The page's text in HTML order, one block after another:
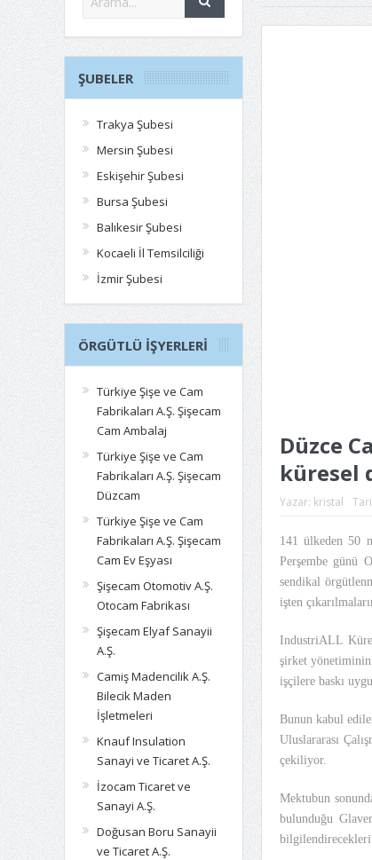
Düzce
küresel
Yazar: kristal
141 ülkeden 50
Perşembe günü
sendikal
işten
IndustriALL
şirket yönetiminin
işçilere baskı
Bunun kabul
Uluslararası
çekiliyor.
Mektubun
bulunduğu
bilgilendirecekleri
ŞUBELER
Trakya Şubesi
Mersin Şubesi
Eskişehir Şubesi
Bursa Şubesi
Balıkesir Şubesi
Kocaeli İl Temsilciliği
İzmir Şubesi
ÖRGÜTLÜ İŞYERLERI
Türkiye Şişe ve Cam
Fabrikaları A.Ş. Şişecam
Cam Ambalaj
Türkiye Şişe ve Cam
Fabrikaları A.Ş. Şişecam
Düzcam
Türkiye Şişe ve Cam
Fabrikaları A.Ş. Şişecam
Cam Ev Eşyası
Şişecam Otomotiv A.Ş.
Otocam Fabrikası
Şişecam Elyaf Sanayii
A.Ş.
Camiş Madencilik A.Ş.
Bilecik Maden
İşletmeleri
Knauf Insulation
Sanayi ve Ticaret A.Ş.
İzocam Ticaret ve
Sanayi A.Ş.
Doğusan Boru Sanayii
ve Ticaret A.Ş.